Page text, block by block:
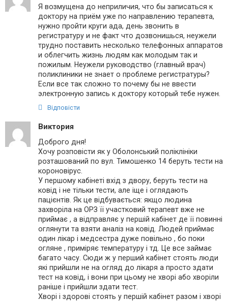
Я возмущена до неприличия, что бы записаться к
доктору на приём уже по направлению терапевта,
нужно пройти круги ада, день звонить в
регистратуру и не факт что дозвонишься, неужели
трудно поставить несколько телефонных аппаратов
и облегчить жизнь людям как молодым так и
пожилым. Неужели руководство (главный врач)
поликлиники не знает о проблеме регистратуры?
Если все так сложно то почему бы не ввести
электронную запись к доктору который тебе нужен.
Відповісти
Виктория
Доброго дня!
Хочу розповісти як у Оболонський поліклініки
розташований по вул. Тимошенко 14 беруть тести на
короновірус.
У першому кабінеті вхід з двору, беруть тести на
ковід і не тільки тести, але іще і оглядають
пацієнтів. Як це відбувається: якщо людина
захворіла на ОРЗ її участковий терапевт вже не
приймає , а відправляє у першій кабінет де її повинні
оглянути та взяти аналіз на ковід. Людей приймає
один лікар і медсестра дуже повільно , бо поки
огляне , приміряє температуру і тд. Це все займає
багато часу. Сюди ж у перший кабінет стоять люди
які прийшли не на огляд до лікаря а просто здати
тест на ковід, і вони при цьому не хворі або хворіли
раніше і прийшли здати тест.
Хворі і здорові стоять у першій кабінет разом і хворі